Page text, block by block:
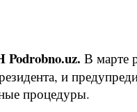
В марте
и
процедуры.